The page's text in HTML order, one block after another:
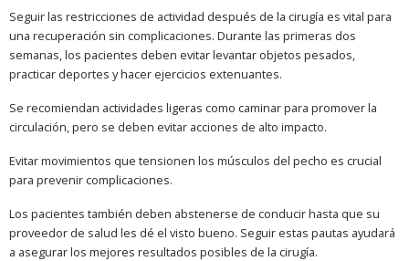
Seguir las restricciones de actividad después de la cirugía es vital para
una recuperación sin complicaciones. Durante las primeras dos
semanas, los pacientes deben evitar levantar objetos pesados,
practicar deportes y hacer ejercicios extenuantes.
Se recomiendan actividades ligeras como caminar para promover la
circulación, pero se deben evitar acciones de alto impacto.
Evitar movimientos que tensionen los músculos del pecho es crucial
para prevenir complicaciones.
Los pacientes también deben abstenerse de conducir hasta que su
proveedor de salud les dé el visto bueno. Seguir estas pautas ayudará
a asegurar los mejores resultados posibles de la cirugía.